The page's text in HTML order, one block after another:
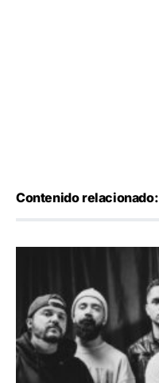
Contenido relacionado: